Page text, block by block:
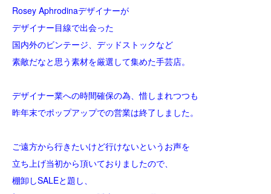
Rosey Aphrodinaデザイナーが
デザイナー目線で出会った
国内外のビンテージ、デッドストックなど
素敵だなと思う素材を厳選して集めた手芸店。
デザイナー業への時間確保の為、惜しまれつつも
昨年末でポップアップでの営業は終了しました。
ご遠方から行きたいけど行けないというお声を
立ち上げ当初から頂いておりましたので、
棚卸しSALEと題し、